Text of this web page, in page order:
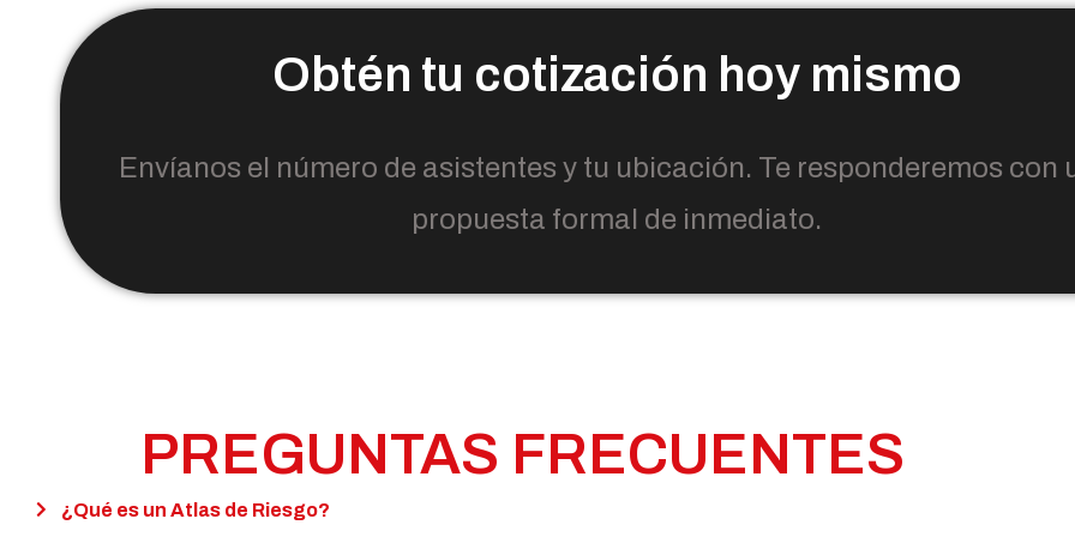
Obtén tu cotización hoy mismo
Envíanos el número de asistentes y tu ubicación. Te responderemos con
propuesta formal de inmediato.
PREGUNTAS FRECUENTES
¿Qué es un Atlas de Riesgo?